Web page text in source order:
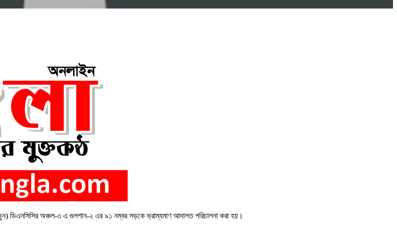
ডিএনসিসির অঞ্চল-৩ এ গুলশান-২ এর ৯১ নম্বর সড়কে ভ্রাম্যমাণ আদালত পরিচালনা করা হয়।